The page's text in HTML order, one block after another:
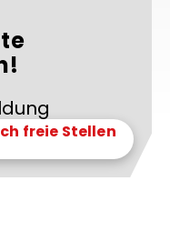
freie Stellen